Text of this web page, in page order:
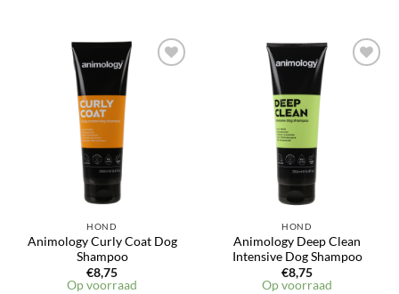
HOND
Animology Curly Coat Dog
Shampoo
€8,75
Op voorraad
HOND
Animology Deep Clean
Intensive Dog Shampoo
€8,75
Op voorraad